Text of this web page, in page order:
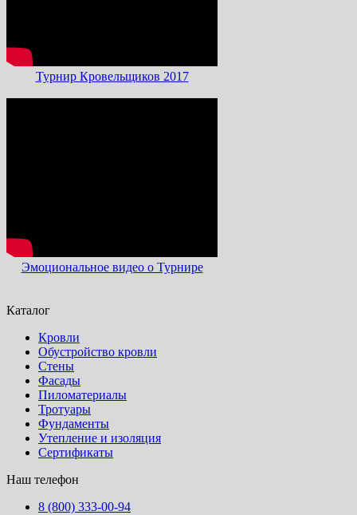
Турнир Кровельщиков 2017
Эмоциональное видео о Турнире
Каталог
Кровли
Обустройство кровли
Стены
Фасады
Пиломатериалы
Тротуары
Фундаменты
Утепление и изоляция
Сертификаты
Наш телефон
8 (800) 333-00-94